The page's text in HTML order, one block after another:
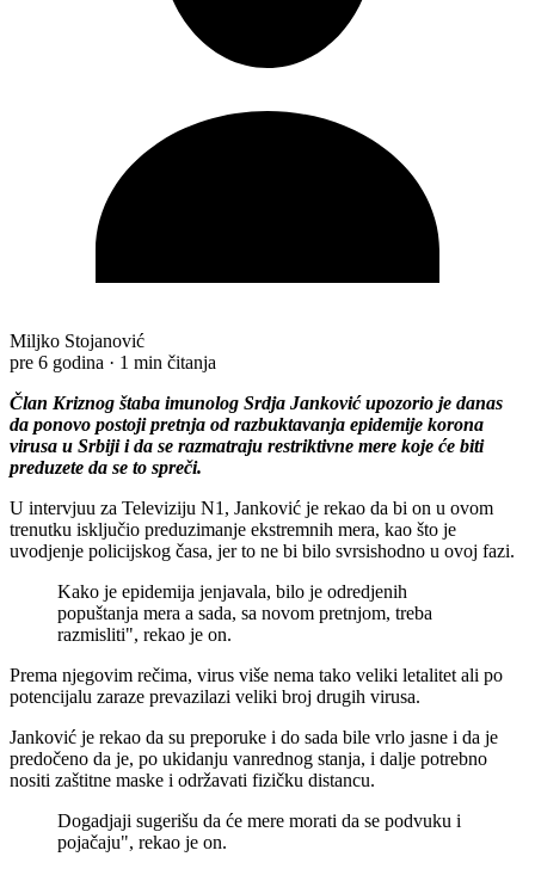
Miljko Stojanović
pre 6 godina · 1 min čitanja
Član Kriznog štaba imunolog Srdja Janković upozorio je danas
da ponovo postoji pretnja od razbuktavanja epidemije korona
virusa u Srbiji i da se razmatraju restriktivne mere koje će biti
preduzete da se to spreči.
U intervjuu za Televiziju N1, Janković je rekao da bi on u ovom
trenutku isključio preduzimanje ekstremnih mera, kao što je
uvodjenje policijskog časa, jer to ne bi bilo svrsishodno u ovoj fazi.
Kako je epidemija jenjavala, bilo je odredjenih
popuštanja mera a sada, sa novom pretnjom, treba
razmisliti", rekao je on.
Prema njegovim rečima, virus više nema tako veliki letalitet ali po
potencijalu zaraze prevazilazi veliki broj drugih virusa.
Janković je rekao da su preporuke i do sada bile vrlo jasne i da je
predočeno da je, po ukidanju vanrednog stanja, i dalje potrebno
nositi zaštitne maske i održavati fizičku distancu.
Dogadjaji sugerišu da će mere morati da se podvuku i
pojačaju", rekao je on.